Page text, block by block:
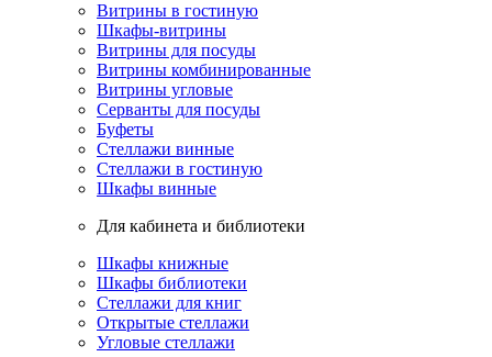
Витрины в гостиную
Шкафы-витрины
Витрины для посуды
Витрины комбинированные
Витрины угловые
Серванты для посуды
Буфеты
Стеллажи винные
Стеллажи в гостиную
Шкафы винные
Для кабинета и библиотеки
Шкафы книжные
Шкафы библиотеки
Стеллажи для книг
Открытые стеллажи
Угловые стеллажи